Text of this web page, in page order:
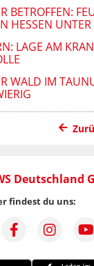
BETROFFEN:
HESSEN UNTER
LAGE AM
WALD IM
Deutschland
findest du uns: